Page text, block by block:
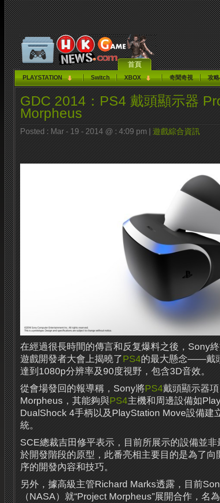
首頁
PLAYSTATION Switch XBOX 奇聞奇視 攻
GDC 2014：PS4 戴頭顯示器
Morpheus
Posted : Mar - 19 - 2014 @ : 4:09 pm | 遊戲綜合資訊
在經過很長時間的傳言和反复爆料之後，Sony
遊戲開發者大會上揭曉了PS4的最大懸念——戴
達到1080p分辨率及90度視野，包含3D音效。
從會場發回的報導稱，Sony將PS4戴頭顯示器
Morpheus，其能夠與PS4主機和周邊設備如
DualShock 4手柄以及PlayStation Move設備建
統。
SCE總裁吉田修平表示，目前所展示的設備並
於開發階段的原型，此番亮相主要目的是為了向
序的開發內容和技巧。
另外，據高級主管Richard Marks透露，目前
（NASA）就“Project Morpheus”展開合作，名